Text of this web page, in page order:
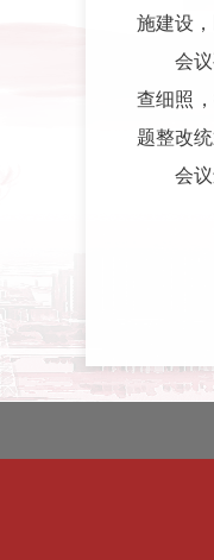
施建设
会
查细照
题整改
会